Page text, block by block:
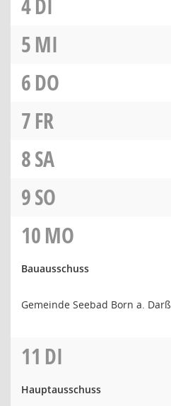
4DI
5MI
6DO
7FR
8SA
9SO
10MO
Bauausschuss
Gemeinde Seebad Born a. Darß
11 DI
Hauptausschuss